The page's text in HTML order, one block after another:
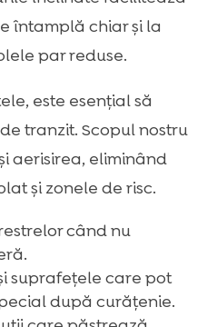
întamplă chiar și la
par reduse.
este esențial să
tranzit. Scopul nostru
aerisirea, eliminând
și zonele de risc.
când nu
suprafețele care pot
după curățenie.